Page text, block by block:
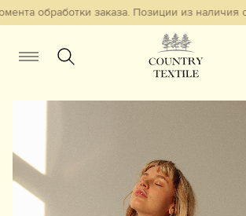
обработки заказа. Позиции из наличия
Смотреть всё